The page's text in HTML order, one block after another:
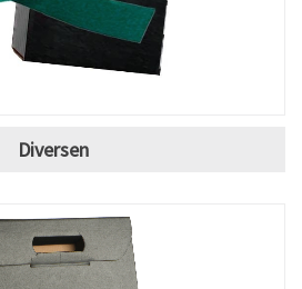
Diversen